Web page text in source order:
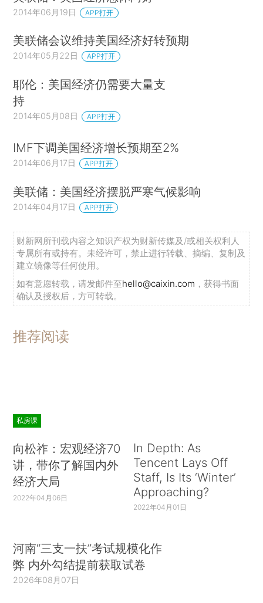
2014年06月19日 APP打开
美联储会议维持美国经济好转预期
2014年05月22日 APP打开
耶伦：美国经济仍需要大量支
持
2014年05月08日 APP打开
IMF下调美国经济增长预期至2%
2014年06月17日 APP打开
美联储：美国经济摆脱严寒气候影响
2014年04月17日 APP打开
财新网所刊载内容之知识产权为财新传媒及/或相关权利人
专属所有或持有。未经许可，禁止进行转载、摘编、复制及
建立镜像等任何使用。
如有意愿转载，请发邮件至hello@caixin.com ，获得书面
确认及授权后，方可转载。
推荐阅读
私房课
向松祚：宏观经济70
讲，带你了解国内外
经济大局
2022年04月06日
In Depth: As
Tencent Lays Off
Staff, Is Its ‘Winter’
Approaching?
2022年04月01日
河南“三支一扶”考试规模化作
弊 内外勾结提前获取试卷
2026年08月07日